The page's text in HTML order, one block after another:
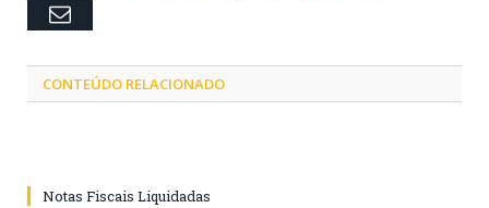
Email
CONTEÚDO RELACIONADO
Notas Fiscais Liquidadas